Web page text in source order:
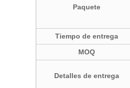
Paquete
Tiempo de entrega
MOQ
Detalles de entrega